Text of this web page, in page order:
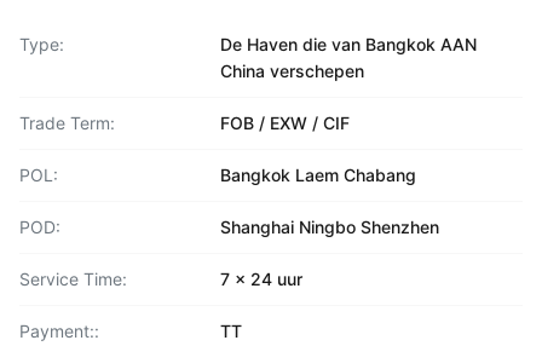
Type:
De Haven die van Bangkok AAN
China verschepen
Trade Term: FOB / EXW / CIF
POL: Bangkok Laem Chabang
POD: Shanghai Ningbo Shenzhen
Service Time: 7 x 24 uur
Payment:: TT